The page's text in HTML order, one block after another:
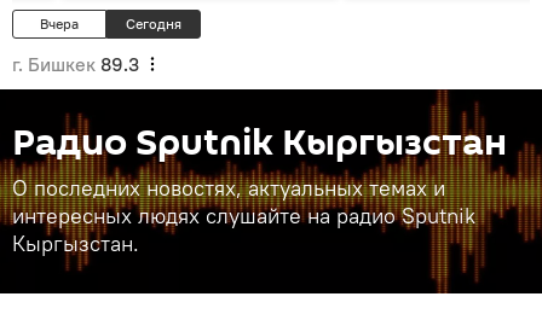
Вчера Сегодня
г. Бишкек 89.3
Радио Sputnik Кыргызстан
О последних новостях, актуальных темах и
интересных людях слушайте на радио Sputnik
Кыргызстан.